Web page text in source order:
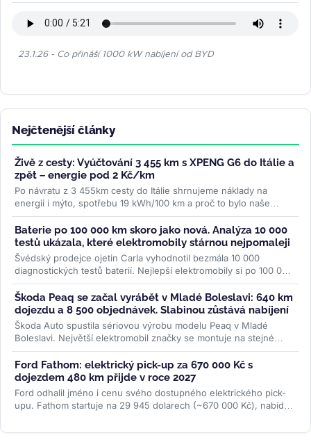
23.1.26 - Co přináší 1000 kW nabíjení od BYD
Nejčtenější články
Živě z cesty: Vyúčtování 3 455 km s XPENG G6 do Itálie a
zpět – energie pod 2 Kč/km
Po návratu z 3 455km cesty do Itálie shrnujeme náklady na
energii i mýto, spotřebu 19 kWh/100 km a proč to bylo naše
nejpohodlnější auto na...>>
Baterie po 100 000 km skoro jako nová. Analýza 10 000
testů ukázala, které elektromobily stárnou nejpomaleji
Švédský prodejce ojetin Carla vyhodnotil bezmála 10 000
diagnostických testů baterií. Nejlepší elektromobily si po 100 000
km drží přes...>>
Škoda Peaq se začal vyrábět v Mladé Boleslavi: 640 km
dojezdu a 8 500 objednávek. Slabinou zůstává nabíjení
Škoda Auto spustila sériovou výrobu modelu Peaq v Mladé
Boleslavi. Největší elektromobil značky se montuje na stejné
lince jako Enyaq a...>>
Ford Fathom: elektrický pick-up za 670 000 Kč s
dojezdem 480 km přijde v roce 2027
Ford odhalil jméno i cenu svého dostupného elektrického pick-
upu. Fathom startuje na 29 945 dolarech (~670 000 Kč), nabídne